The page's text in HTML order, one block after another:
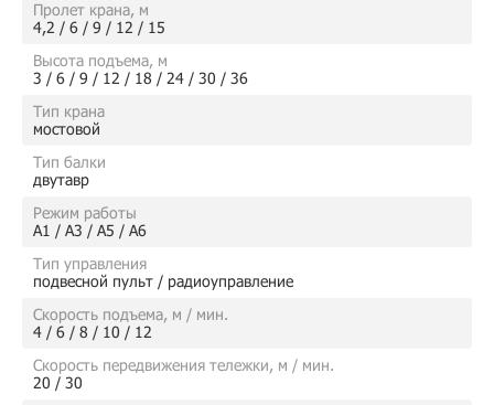
Пролет крана, м
4,2 / 6 / 9 / 12 / 15
Высота подъема, м
3 / 6 / 9 / 12 / 18 / 24 / 30 / 36
Тип крана
мостовой
Тип балки
двутавр
Режим работы
А1 / А3 / А5 / А6
Тип управления
подвесной пульт / радиоуправление
Скорость подъема, м / мин.
4 / 6 / 8 / 10 / 12
Скорость передвижения тележки, м / мин.
20 / 30